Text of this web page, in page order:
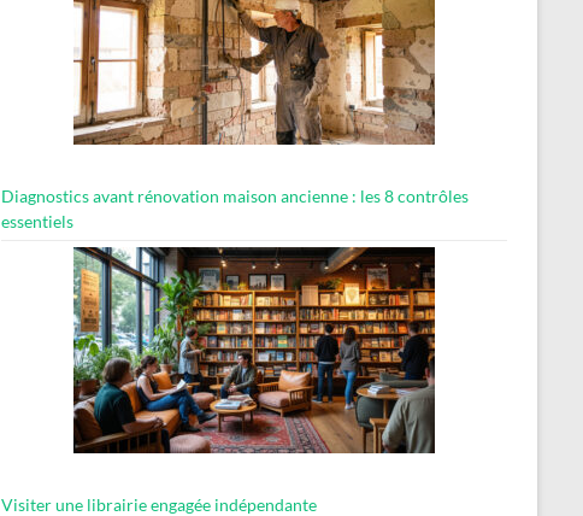
Diagnostics avant rénovation maison ancienne : les 8 contrôles
essentiels
Visiter une librairie engagée indépendante